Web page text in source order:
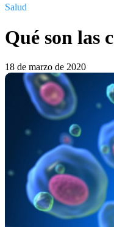
Salud
Qué son las
18 de marzo de 2020